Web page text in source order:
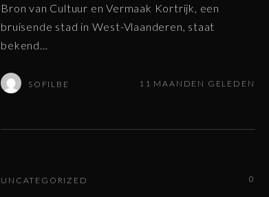
Bron van Cultuur en Vermaak Kortrijk, een
bruisende stad in West-Vlaanderen, staat
bekend
SOFILBE 11 MAANDEN GELEDEN
0
UNCATEGORIZED